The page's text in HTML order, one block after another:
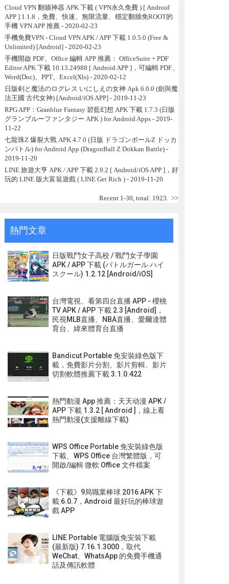
Cloud VPN 翻牆神器 APK 下載 ( VPN永久免費 ) [ Android
APP ] 1.1.8，免費、快速、無限流量、穩定翻牆免ROOT的
手機 VPN APP 推薦- 2020-02-23
手機免費VPN - Cloud VPN APK / APP 下載 1.0.5.0 (Free &
Unlimited) [Android]- 2020-02-23
手機開啟 PDF、Office 編輯 APP 推薦： OfficeSuite + PDF
Editor APK 下載 10.13.24988 [ Android APP ]，可編輯 PDF、
Word(Doc)、PPT、Excel(Xls)- 2020-02-12
日版剣と魔法のログレス いにしえの女神 Apk 6.0.0 (劍與魔
法王國 古代女神) [Android/iOS APP]- 2019-11-23
RPG APP：Granblue Fantasy 碧藍幻想 APK 下載 1.7.3 (日版
グランブルーファンタジー APK ) for Android Apps - 2019-
11-22
七龍珠Z 爆裂大戰 APK 4.7.0 (日版 ドラゴンボールZ ドッカ
ンバトル) for Android App (DragonBall Z Dokkan Battle)-
2019-11-20
LINE 旅遊大亨 APK / APP 下載 2.9.2 [ Android/iOS APP ]，好
玩的 LINE 版大富翁遊戲 ( LINE Get Rich )- 2019-11-20
Recent 1-30, total: 1923. >>
熱門文章
日版戰鬥女子高校 / 戰鬥女子學園
APK / APP 下載 (バトルガール ハイ
スクール) 1.2.12 [Android/iOS]
台灣電視、看第四台直播 APP - 櫻桃
TV APK / APP 下載 2.3 [Android]，
民視MLB直播、NBA直播、愛爾達體
育台、緯來體育台直播
Bandicut Portable 免安裝綠色版下
載，免費影片分割、影片剪輯、影片
切割軟體推薦下載 3.1.0.422
熱門動漫 App 推薦：天天动漫 APK /
APP 下載 1.3.2 [ Android ]，線上看
熱門動漫(支援離線下載)
WPS Office Portable 免安裝綠色版
下載、WPS Office 台灣繁體版，可
開啟/編輯 微軟 Office 文件檔案
《下載》9局職業棒球 2016 APK 下
載 6.0.7，Android 最好玩的棒球遊
戲 APP
LINE Portable 電腦版免安裝下載
(最新版) 7.16.1.3000，取代
WeChat、WhatsApp 的免費手機通
話及傳訊軟體